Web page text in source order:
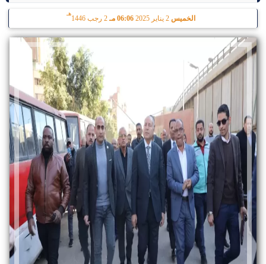
الخميس 2 يناير 2025 06:06 مـ 2 رجب 1446
هـ